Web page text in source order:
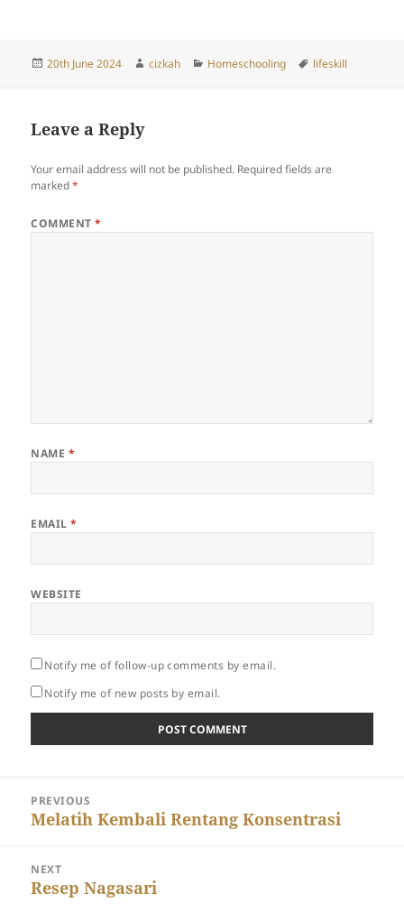
Posted
20th June 2024 Author
cizkah Categories
Homeschooling Tags
lifeskill
Leave a Reply
Your email address will not be published. Required fields are
marked*
COMMENT*
NAME *
EMAIL*
WEBSITE
Notify me of follow-up comments by email.
Notify me of new posts by email.
navigation
PREVIOUS
Previous
Melatih Kembali Rentang Konsentrasi
NEXT
Next
Resep Nagasari